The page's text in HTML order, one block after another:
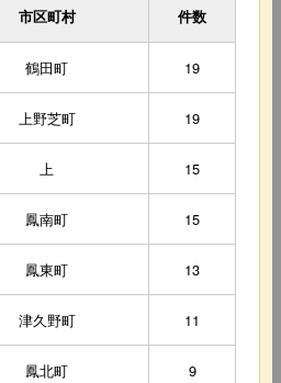
市区町村 件数
鶴田町 19
上野芝町 19
上 15
鳳南町 15
鳳東町 13
津久野町 11
鳳北町 9